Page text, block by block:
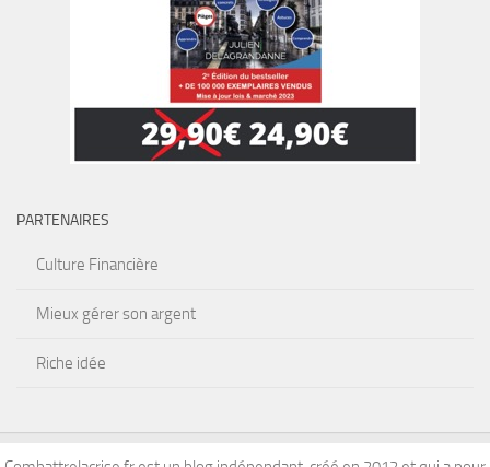
PARTENAIRES
Culture Financière
Mieux gérer son argent
Riche idée